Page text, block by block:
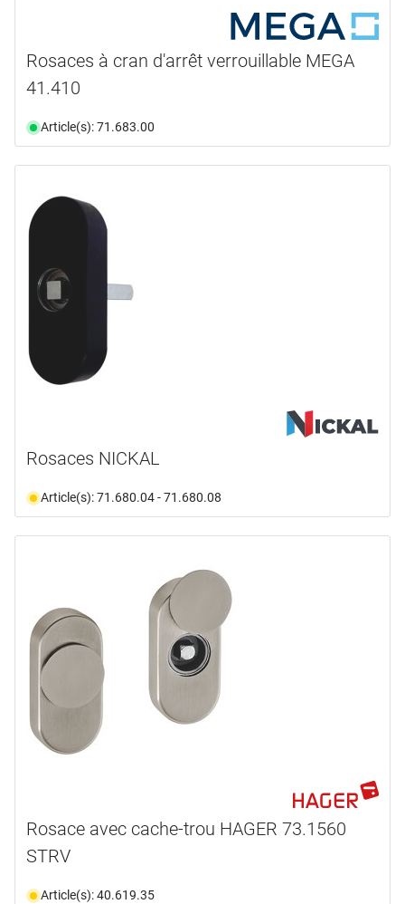
Rosaces à cran d'arrêt verrouillable MEGA
41.410
Article(s): 71.683.00
Rosaces NICKAL
Article(s): 71.680.04 - 71.680.08
Rosace avec cache-trou HAGER 73.1560
STRV
Article(s): 40.619.35